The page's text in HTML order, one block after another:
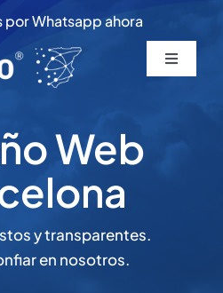
por Whatsapp ahora
Toggle
Web
y transparentes.
en nosotros.